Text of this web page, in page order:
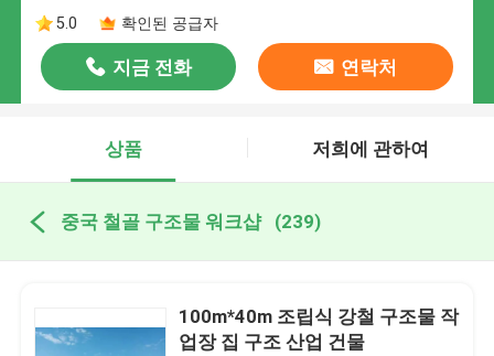
5.0
확인된 공급자
지금 전화 연락처
상품 저희에 관하여
중국 철골 구조물 워크샵 (239)
100m*40m 조립식 강철 구조물 작
업장 집 구조 산업 건물